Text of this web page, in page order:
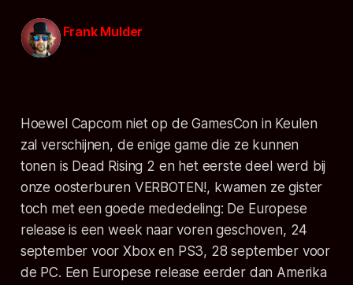
Frank Mulder
Hoewel Capcom niet op de GamesCon in Keulen
zal verschijnen, de enige game die ze kunnen
tonen is Dead Rising 2 en het eerste deel werd bij
onze oosterburen VERBOTEN!, kwamen ze gister
toch met een goede mededeling: De Europese
release is een week naar voren geschoven, 24
september voor Xbox en PS3, 28 september voor
de PC. Een Europese release eerder dan Amerika